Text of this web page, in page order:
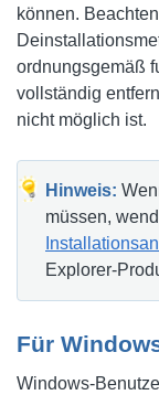
können.
ordnungsgemäß
vollständig
nicht möglich ist.
Hinweis:
müssen,
Explorer-
Für
Windows-